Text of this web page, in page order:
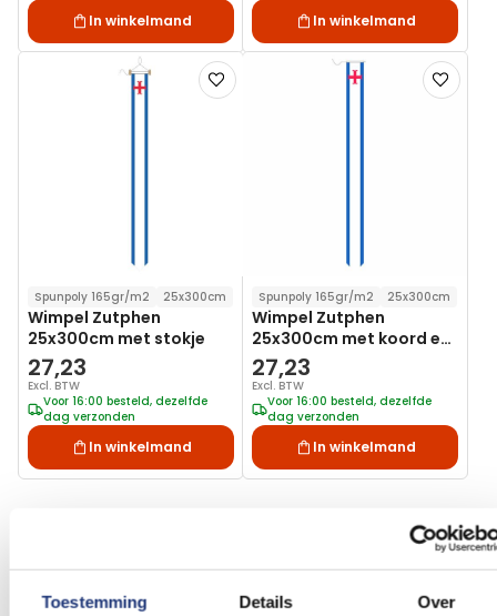
Toestemming Details Over
In winkelmand In winkelmand
Voeg
toe
Spunpoly 165gr/m2 25x300cm
Wimpel Zutphen
25x300cm met stokje
27,23
Excl. BTW
Voor 16:00 besteld, dezelfde
dag verzonden
In winkelmand
Voeg
toe
Spunpoly 165gr/m2 25x300cm
Wimpel Zutphen
25x300cm met koord en
lusje
27,23
Excl. BTW
Voor 16:00 besteld, dezelfde
dag verzonden
In winkelmand
Vlag Zutphen kopen?